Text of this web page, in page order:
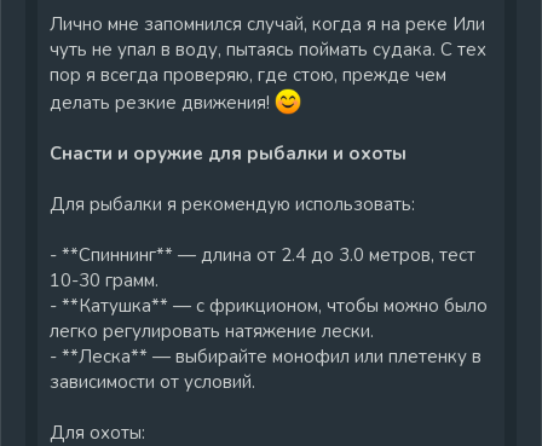
Лично мне запомнился случай, когда я на реке Или
чуть не упал в воду, пытаясь поймать судака. С тех
пор я всегда проверяю, где стою, прежде чем
делать резкие движения!
Снасти и оружие для рыбалки и охоты
Для рыбалки я рекомендую использовать:
- **Спиннинг** — длина от 2.4 до 3.0 метров, тест
10-30 грамм.
- **Катушка** — с фрикционом, чтобы можно было
легко регулировать натяжение лески.
- **Леска** — выбирайте монофил или плетенку в
зависимости от условий.
Для охоты: